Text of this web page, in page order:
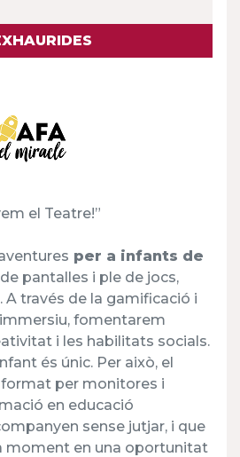
el Teatre!”
per a infants de
pantalles i ple de jocs,
A través de la gamificació i
fomentarem
i les habilitats socials.
és únic. Per això, el
per monitores i
en educació
sense jutjar, i que
moment en una oportunitat